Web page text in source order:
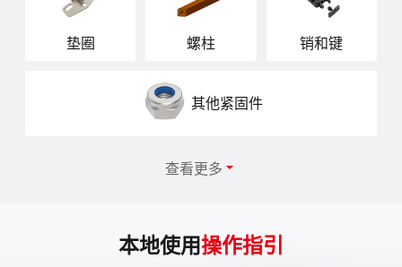
垫圈 螺柱 销和键
其他紧固件
查看更多 
本地使用操作指引